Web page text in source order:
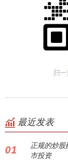
最近发表
01
正规的炒
市投资